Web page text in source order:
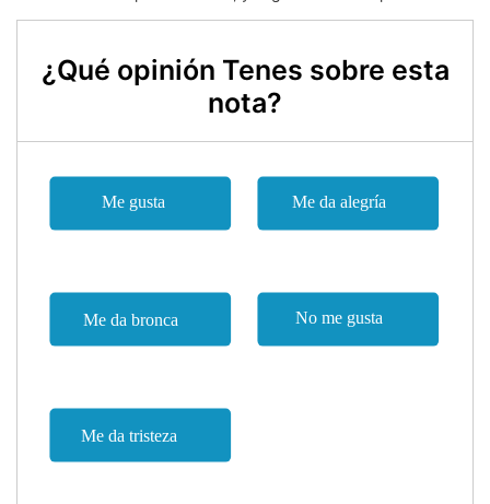
¿Qué opinión Tenes sobre esta
nota?